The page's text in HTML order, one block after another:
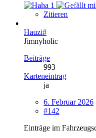
1
Zitieren
Hauzi#
Jimnyholic
Beiträge
993
Karteneintrag
ja
6. Februar 2026
#142
Einträge im